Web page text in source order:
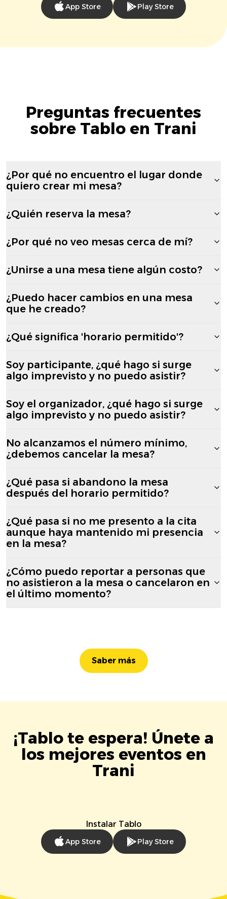
App Store Play Store
Preguntas frecuentes
sobre Tablo en Trani
¿Por qué no encuentro el lugar donde
quiero crear mi mesa?
¿Quién reserva la mesa?
¿Por qué no veo mesas cerca de mí?
¿Unirse a una mesa tiene algún costo?
¿Puedo hacer cambios en una mesa
que he creado?
¿Qué significa 'horario permitido'?
Soy participante, ¿qué hago si surge
algo imprevisto y no puedo asistir?
Soy el organizador, ¿qué hago si surge
algo imprevisto y no puedo asistir?
No alcanzamos el número mínimo,
¿debemos cancelar la mesa?
¿Qué pasa si abandono la mesa
después del horario permitido?
¿Qué pasa si no me presento a la cita
aunque haya mantenido mi presencia
en la mesa?
¿Cómo puedo reportar a personas que
no asistieron a la mesa o cancelaron en
el último momento?
Saber más
¡Tablo te espera! Únete a
los mejores eventos en
Trani
Instalar Tablo
App Store Play Store